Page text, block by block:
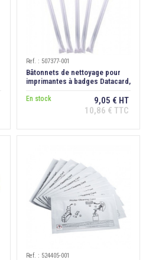
Ref. : 507377-001
Bâtonnets de nettoyage pour
imprimantes à badges Datacard,
En stock
9,05 € HT
10,86 € TTC
Ref. : 524405-001